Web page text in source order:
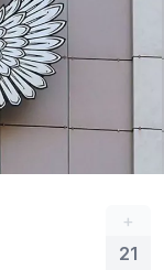
+
21